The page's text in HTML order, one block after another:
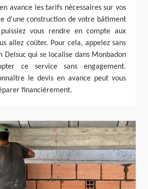
avance les tarifs nécessaires sur vos
d'une construction de votre bâtiment
vous rendre en compte aux
allez coûter. Pour cela, appelez sans
Delsuc qui se localise dans Monbadon
ce service sans engagement.
le devis en avance peut vous
financièrement.